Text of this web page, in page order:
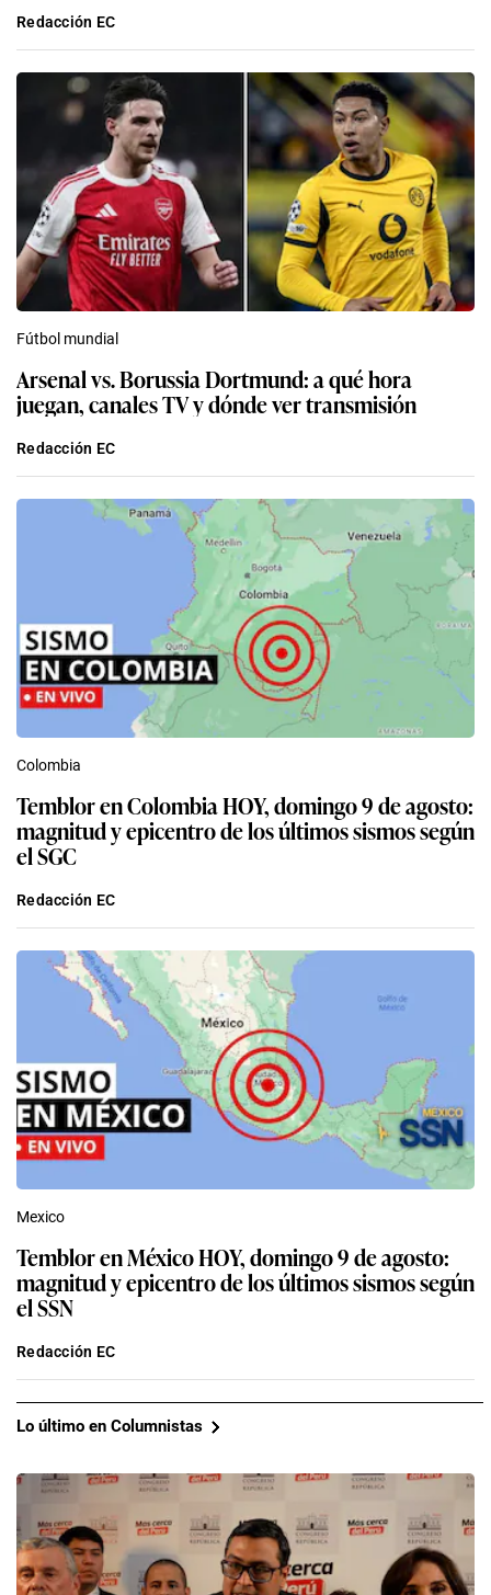
Redacción EC
Fútbol mundial
Arsenal vs. Borussia Dortmund: a qué hora
juegan, canales TV y dónde ver transmisión
Redacción EC
Colombia
Temblor en Colombia HOY, domingo 9 de agosto:
magnitud y epicentro de los últimos sismos según
el SGC
Redacción EC
Mexico
Temblor en México HOY, domingo 9 de agosto:
magnitud y epicentro de los últimos sismos según
el SSN
Redacción EC
Lo último en Columnistas